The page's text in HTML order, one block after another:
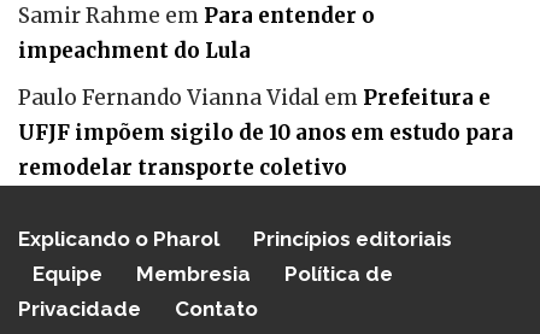
Samir Rahme em Para entender o
impeachment do Lula
Paulo Fernando Vianna Vidal em Prefeitura e
UFJF impõem sigilo de 10 anos em estudo para
remodelar transporte coletivo
Explicando o Pharol
Princípios editoriais
Equipe
Membresia
Política de
Privacidade
Contato